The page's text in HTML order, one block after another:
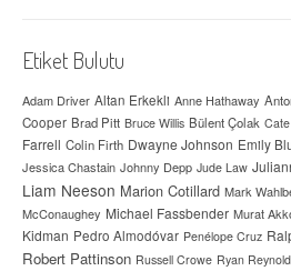
Etiket Bulutu
Adam Driver Altan Erkekli Anne Hathaway
Cooper Brad Pitt Bruce Willis Bülent Çolak
Farrell Colin Firth Dwayne Johnson Emily
Jessica Chastain Johnny Depp Jude Law
Liam Neeson Marion Cotillard Mark
McConaughey Michael Fassbender Murat
Kidman Pedro Almodóvar Penélope Cruz
Robert Pattinson Russell Crowe Ryan